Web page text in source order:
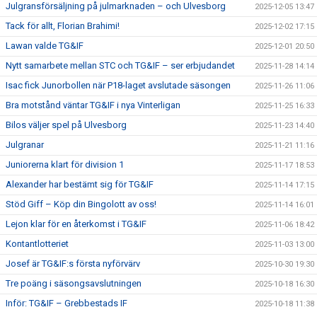
Julgransförsäljning på julmarknaden – och Ulvesborg 2025-12-05 13:47
Tack för allt, Florian Brahimi! 2025-12-02 17:15
Lawan valde TG&IF 2025-12-01 20:50
Nytt samarbete mellan STC och TG&IF – ser erbjudandet 2025-11-28 14:14
Isac fick Junorbollen när P18-laget avslutade säsongen 2025-11-26 11:06
Bra motstånd väntar TG&IF i nya Vinterligan 2025-11-25 16:33
Bilos väljer spel på Ulvesborg 2025-11-23 14:40
Julgranar 2025-11-21 11:16
Juniorerna klart för division 1 2025-11-17 18:53
Alexander har bestämt sig för TG&IF 2025-11-14 17:15
Stöd Giff – Köp din Bingolott av oss! 2025-11-14 16:01
Lejon klar för en återkomst i TG&IF 2025-11-06 18:42
Kontantlotteriet 2025-11-03 13:00
Josef är TG&IF:s första nyförvärv 2025-10-30 19:30
Tre poäng i säsongsavslutningen 2025-10-18 16:30
Inför: TG&IF – Grebbestads IF 2025-10-18 11:38